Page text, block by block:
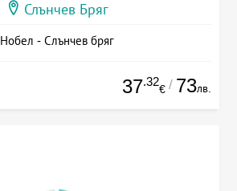
Слънчев Бряг
Нобел - Слънчев бряг
37.32
€ / 73лв.